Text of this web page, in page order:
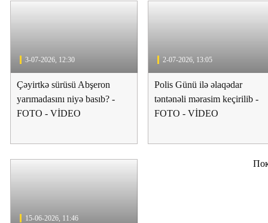
3-07-2026, 12:30
Çəyirtkə sürüsü Abşeron
yarımadasını niyə basıb? -
FOTO - VİDEO
2-07-2026, 13:05
Polis Günü ilə əlaqədar
təntənəli mərasim keçirilib -
FOTO - VİDEO
15-06-2026, 11:46